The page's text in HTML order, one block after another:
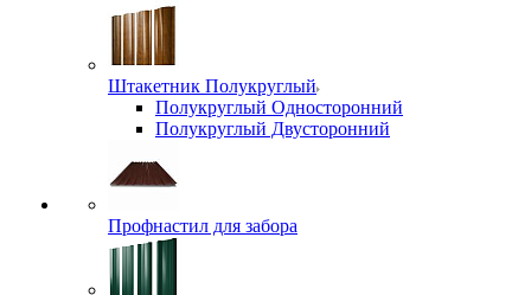
Штакетник Полукруглый
Полукруглый Односторонний
Полукруглый Двусторонний
Профнастил для забора